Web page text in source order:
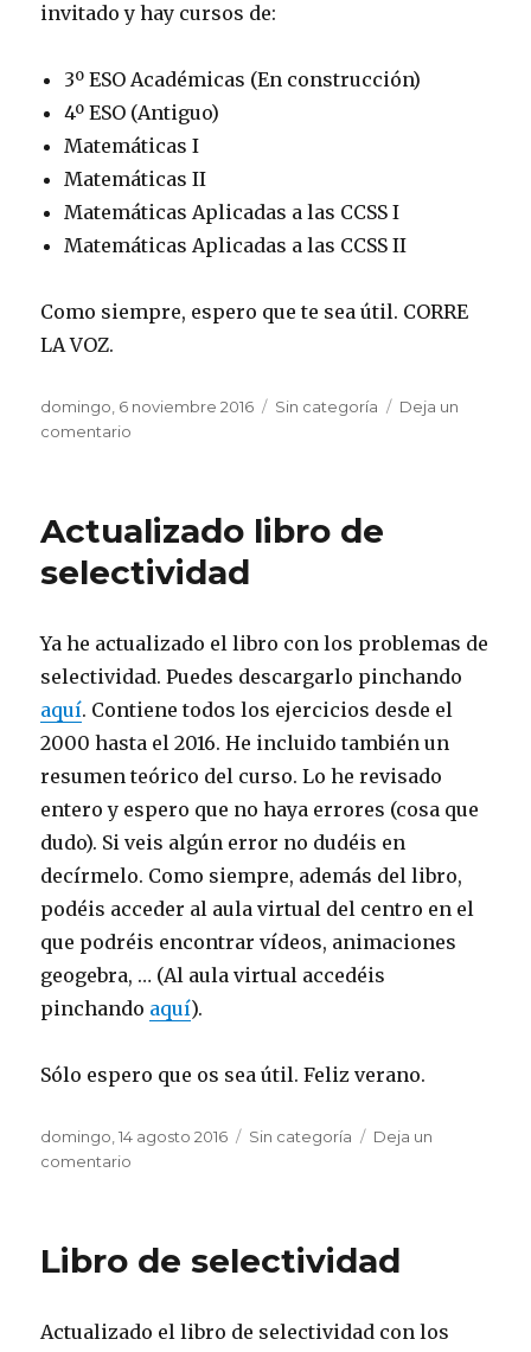
invitado y hay cursos de:
3º ESO Académicas (En construcción)
4º ESO (Antiguo)
Matemáticas I
Matemáticas II
Matemáticas Aplicadas a las CCSS I
Matemáticas Aplicadas a las CCSS II
Como siempre, espero que te sea útil. CORRE
LA VOZ.
Publicado
el
domingo, 6 noviembre 2016 Categorías
Sin categoría
Deja un
comentario
casa
Actualizado libro de
selectividad
Ya he actualizado el libro con los problemas de
selectividad. Puedes descargarlo pinchando
aquí. Contiene todos los ejercicios desde el
2000 hasta el 2016. He incluido también un
resumen teórico del curso. Lo he revisado
entero y espero que no haya errores (cosa que
dudo). Si veis algún error no dudéis en
decírmelo. Como siempre, además del libro,
podéis acceder al aula virtual del centro en el
que podréis encontrar vídeos, animaciones
geogebra, … (Al aula virtual accedéis
pinchando aquí).
Sólo espero que os sea útil. Feliz verano.
Publicado
el
domingo, 14 agosto 2016 Categorías
Sin categoría
Deja un
comentario
selectividad
Libro de selectividad
Actualizado el libro de selectividad con los